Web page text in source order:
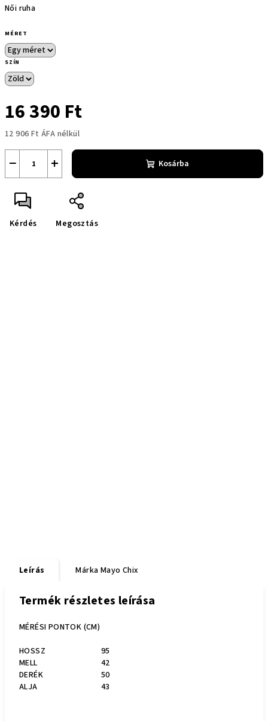
Női ruha
MÉRET
SZÍN
16 390 Ft
12 906 Ft ÁFA nélkül
+
− Kosárba
Kérdés Megosztás
Leírás Márka Mayo Chix
Termék részletes leírása
MÉRÉSI PONTOK (CM)
HOSSZ
95
MELL
42
DERÉK
50
ALJA
43